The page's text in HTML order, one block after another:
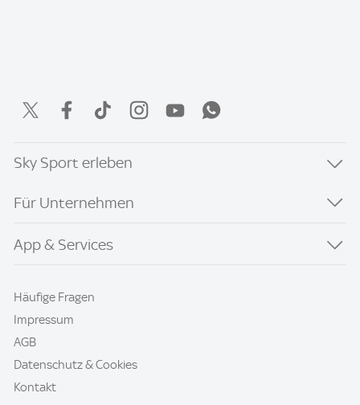
Sky Sport erleben
Für Unternehmen
App & Services
Häufige Fragen
Impressum
AGB
Datenschutz & Cookies
Kontakt